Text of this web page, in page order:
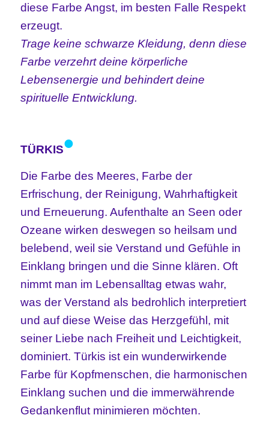
diese Farbe Angst, im besten Falle Respekt
erzeugt.
Trage keine schwarze Kleidung, denn diese
Farbe verzehrt deinekörperliche
Lebensenergie und behindert deine
spirituelle Entwicklung.
TÜRKIS•
Die Farbe des Meeres, Farbe der
Erfrischung, der Reinigung, Wahrhaftigkeit
und Erneuerung. Aufenthalte an Seen oder
Ozeane wirken deswegen so heilsam und
belebend, weil sie Verstand und Gefühle in
Einklang bringen und die Sinne klären. Oft
nimmt man im Lebensalltag etwas wahr,
was der Verstand als bedrohlich interpretiert
und auf diese Weise das Herzgefühl, mit
seiner Liebe nach Freiheit und Leichtigkeit,
dominiert. Türkis ist ein wunderwirkende
Farbe für Kopfmenschen, die harmonischen
Einklang suchen und die immerwährende
Gedankenflut minimieren möchten.